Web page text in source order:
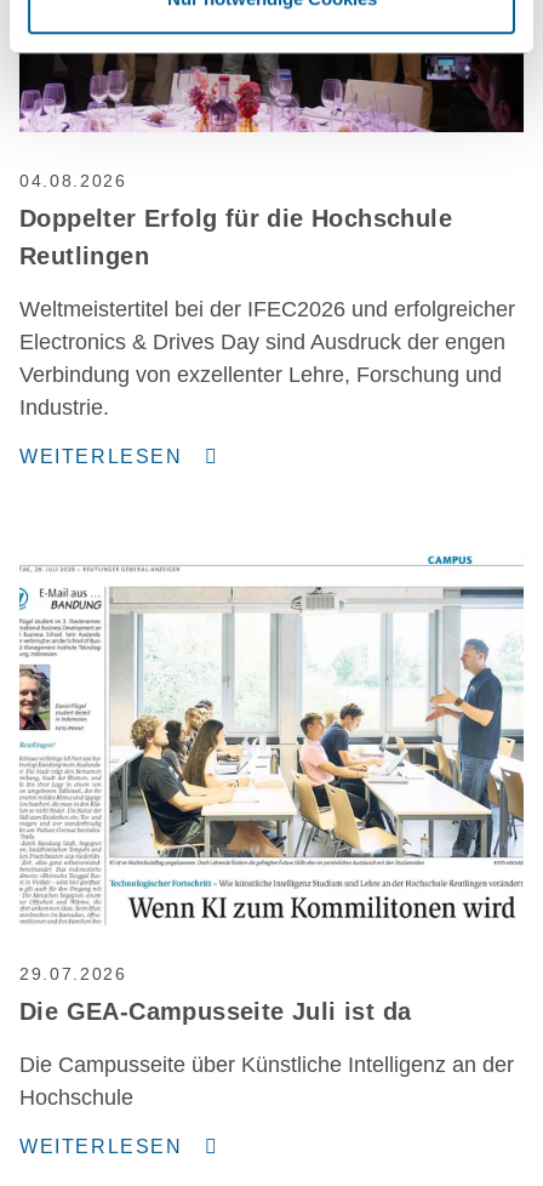
04.08.2026
Doppelter Erfolg für die Hochschule
Reutlingen
Weltmeistertitel bei der IFEC2026 und erfolgreicher
Electronics & Drives Day sind Ausdruck der engen
Verbindung von exzellenter Lehre, Forschung und
Industrie.
WEITERLESEN
29.07.2026
Die GEA-Campusseite Juli ist da
Die Campusseite über Künstliche Intelligenz an der
Hochschule
WEITERLESEN